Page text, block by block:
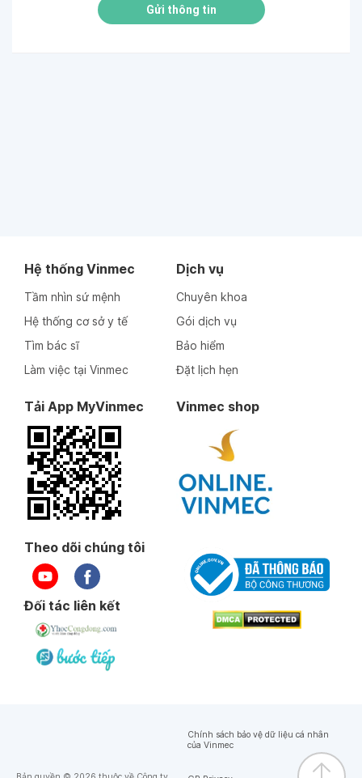
Gửi thông tin
Hệ thống Vinmec
Tầm nhìn sứ mệnh
Hệ thống cơ sở y tế
Tìm bác sĩ
Làm việc tại Vinmec
Dịch vụ
Chuyên khoa
Gói dịch vụ
Bảo hiểm
Đặt lịch hẹn
Tải App MyVinmec Vinmec shop
Theo dõi chúng tôi
Đối tác liên kết
Chính sách bảo vệ dữ liệu cá nhân
của Vinmec